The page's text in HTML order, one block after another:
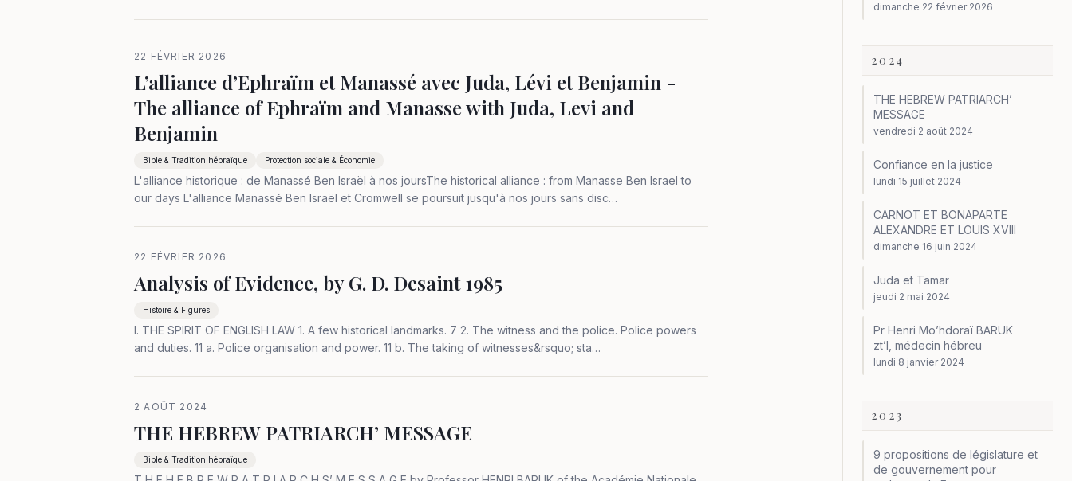
22 FÉVRIER 2026
L’alliance d’Ephraïm et Manassé avec Juda, Lévi et Benjamin -
The alliance of Ephraïm and Manasse with Juda, Levi and
Benjamin
Bible & Tradition hébraïque Protection sociale & Économie
L'alliance historique : de Manassé Ben Israël à nos joursThe historical alliance : from Manasse Ben Israel to
our days L'alliance Manassé Ben Israël et Cromwell se poursuit jusqu'à nos jours sans disc…
22 FÉVRIER 2026
Analysis of Evidence, by G. D. Desaint 1985
Histoire & Figures
I. THE SPIRIT OF ENGLISH LAW 1. A few historical landmarks. 7 2. The witness and the police. Police powers
and duties. 11 a. Police organisation and power. 11 b. The taking of witnesses&rsquo; sta…
2 AOÛT 2024
THE HEBREW PATRIARCH’ MESSAGE
Bible & Tradition hébraïque
dimanche 22 février 2026
2024
THE HEBREW PATRIARCH’
MESSAGE
vendredi 2 août 2024
Confiance en la justice
lundi 15 juillet 2024
CARNOT ET BONAPARTE
ALEXANDRE ET LOUIS XVIII
dimanche 16 juin 2024
Juda et Tamar
jeudi 2 mai 2024
Pr Henri Mo’hdoraï BARUK
zt’l, médecin hébreu
lundi 8 janvier 2024
2023
9 propositions de législature et
de gouvernement pour